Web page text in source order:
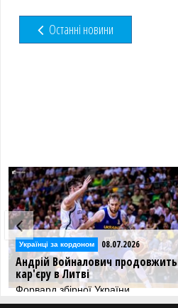
Останні новини
Українці за кордоном 08.07.2026
Андрій Войналович продовжить
кар'єру в Литві
Форвард збірної України
визначився з новою командою